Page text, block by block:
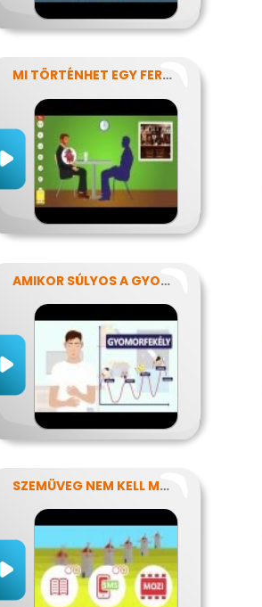
MI TÖRTÉNHET EGY FERDE ÉJSZAKÁN?
AMIKOR SÚLYOS A GYOMORFÁJÁS
SZEMÜVEG NEM KELL MÉG?